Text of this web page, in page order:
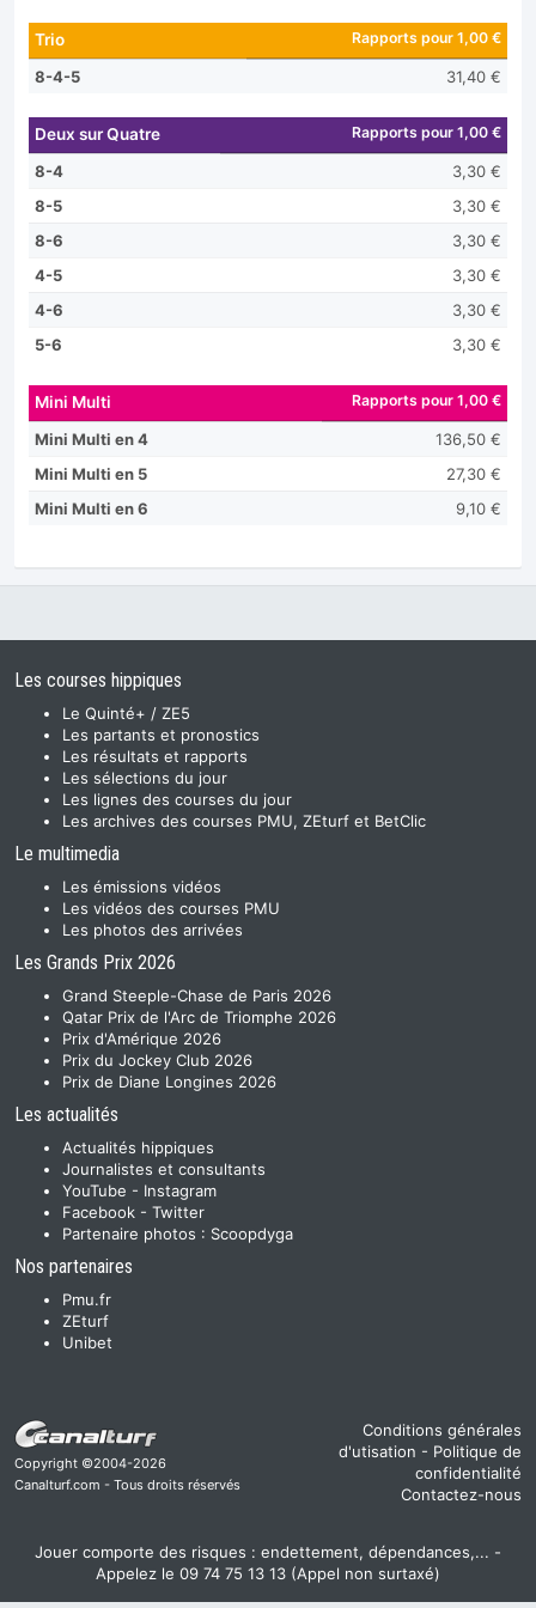
Trio Rapports pour 1,00 €
8-4-5 31,40 €
Deux sur Quatre Rapports pour 1,00 €
8-4
3,30 €
8-5
3,30 €
8-6
3,30 €
4-5
3,30 €
4-6
3,30 €
5-6
3,30 €
Mini Multi Rapports pour 1,00 €
Mini Multi en 4
136,50 €
Mini Multi en 5
27,30 €
Mini Multi en 6
9,10 €
Les courses hippiques
Le Quinté+ / ZE5
Les partants et pronostics
Les résultats et rapports
Les sélections du jour
Les lignes des courses du jour
Les archives des courses PMU, ZEturf et BetClic
Le multimedia
Les émissions vidéos
Les vidéos des courses PMU
Les photos des arrivées
Les Grands Prix 2026
Grand Steeple-Chase de Paris 2026
Qatar Prix de l'Arc de Triomphe 2026
Prix d'Amérique 2026
Prix du Jockey Club 2026
Prix de Diane Longines 2026
Les actualités
Actualités hippiques
Journalistes et consultants
YouTube - Instagram
Facebook - Twitter
Partenaire photos : Scoopdyga
Nos partenaires
Pmu.fr
ZEturf
Unibet
Copyright ©2004-2026
Canalturf.com - Tous droits réservés
Conditions générales
d'utisation - Politique de
confidentialité
Contactez-nous
Jouer comporte des risques : endettement, dépendances,... -
Appelez le 09 74 75 13 13 (Appel non surtaxé)